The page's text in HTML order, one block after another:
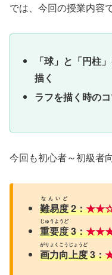
では、今回の授業内容で
「球」と「円柱
描く
ラフを描く時の
今回も初心者～初級者
難易度
なんいど
2：
重要度
じゅうようど
3：
画力向上度
がりょくこうじょうど
3：